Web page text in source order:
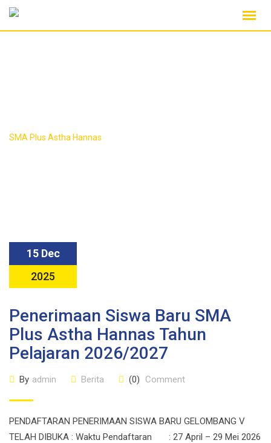
Skip
SMA Plus Astha Hannas
15 Dec
2025
Penerimaan Siswa Baru SMA
Plus Astha Hannas Tahun
Pelajaran 2026/2027
By admin Berita (0) Comment
PENDAFTARAN PENERIMAAN SISWA BARU GELOMBANG V
TELAH DIBUKA : Waktu Pendaftaran : 27 April – 29 Mei 2026